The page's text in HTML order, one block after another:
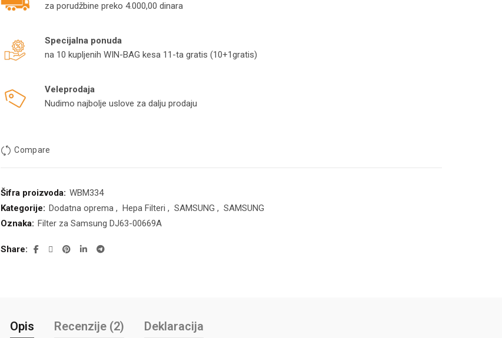
za porudžbine preko 4.000,00 dinara
Specijalna ponuda
na 10 kupljenih WIN-BAG kesa 11-ta gratis (10+1gratis)
Veleprodaja
Nudimo najbolje uslove za dalju prodaju
Compare
Šifra proizvoda: WBM334
Kategorije: Dodatna oprema , Hepa Filteri , SAMSUNG , SAMSUNG
Oznaka: Filter za Samsung DJ63-00669A
Share
Opis Recenzije (2) Deklaracija